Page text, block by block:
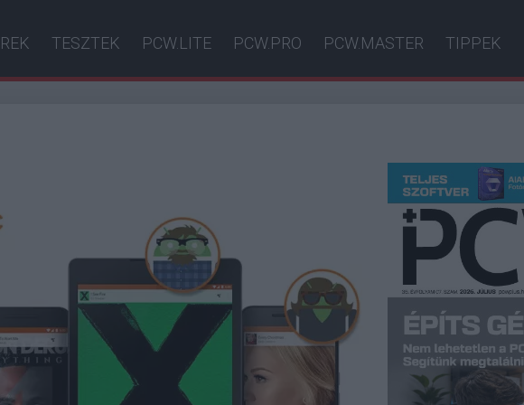
TESZTEK PCW.LITE PCW.PRO PCW.MASTER TIPPEK